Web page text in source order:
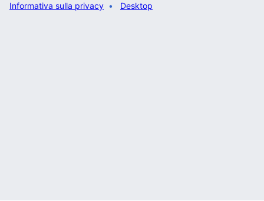
Informativa sulla privacy Desktop